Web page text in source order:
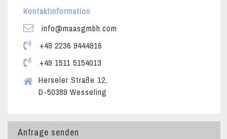
Kontaktinformation
info@maasgmbh.com
+49 2236 9444916
+49 1511 5154013
Herseler Straße 12,
D-50389 Wesseling
Anfrage senden